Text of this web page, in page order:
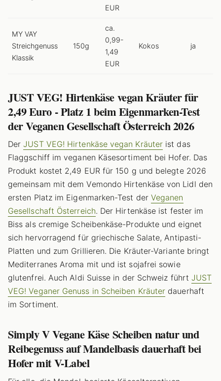
EUR
MY VAY
Streichgenuss
Klassik
150g
ca.
0,99-
1,49
EUR
Kokos ja
JUST VEG! Hirtenkäse vegan Kräuter für
2,49 Euro - Platz 1 beim Eigenmarken-Test
der Veganen Gesellschaft Österreich 2026
DerJUST VEG! Hirtenkäse vegan Kräuter ist das
Flaggschiff im veganen Käsesortiment bei Hofer. Das
Produkt kostet 2,49 EUR für 150 g und belegte 2026
gemeinsam mit dem Vemondo Hirtenkäse von Lidl den
ersten Platz im Eigenmarken-Test der Veganen
Gesellschaft Österreich. Der Hirtenkäse ist fester im
Biss als cremige Scheibenkäse-Produkte und eignet
sich hervorragend für griechische Salate, Antipasti-
Platten und zum Grillieren. Die Kräuter-Variante bringt
Mediterranes Aroma mit und ist sojafrei sowie
glutenfrei. Auch Aldi Suisse in der Schweiz führt JUST
VEG! Veganer Genuss in Scheiben Kräuter dauerhaft
im Sortiment.
Simply V Vegane Käse Scheiben natur und
Reibegenuss auf Mandelbasis dauerhaft bei
Hofer mit V-Label